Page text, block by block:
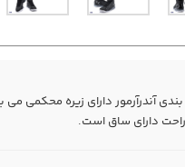
آندرآرمور دارای زیره محکمی می
دارای ساق است.